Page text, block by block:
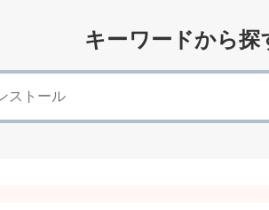
キーワードから探